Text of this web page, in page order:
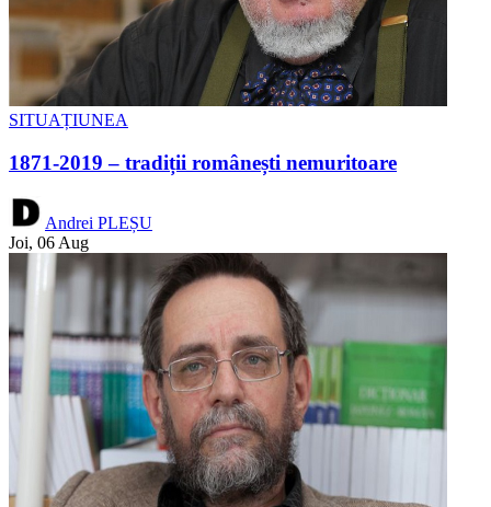
SITUAȚIUNEA
1871-2019 – tradiții românești nemuritoare
Andrei PLEȘU
Joi, 06 Aug